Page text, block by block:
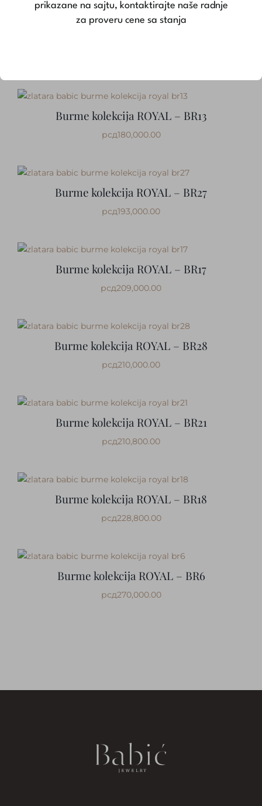
Burme kolekcija ROYAL – BR13
рсд180,000.00
Burme kolekcija ROYAL – BR27
рсд193,000.00
Burme kolekcija ROYAL – BR17
рсд209,000.00
Burme kolekcija ROYAL – BR28
рсд210,000.00
Burme kolekcija ROYAL – BR21
рсд210,800.00
Burme kolekcija ROYAL – BR18
рсд228,800.00
Burme kolekcija ROYAL – BR6
рсд270,000.00
prikazane na sajtu, kontaktirajte naše radnje
za proveru cene sa stanja